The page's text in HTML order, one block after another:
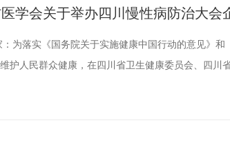
学会关于举办四川慢性病防治大会
为落实《国务院关于实施健康中国行动的意见》
护人民群众健康，在四川省卫生健康委员会、四
、四川省糖尿病防治协会，以及国家委在川医疗机